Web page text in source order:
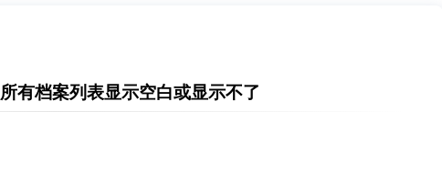
有档案列表显示空白或显示不了